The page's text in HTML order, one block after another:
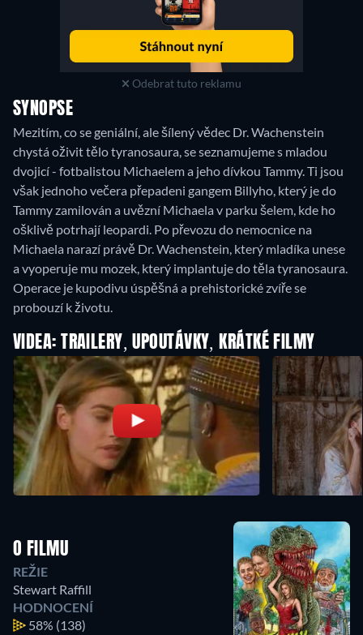
Odebrat tuto reklamu
SYNOPSE
Mezitím, co se geniální, ale šílený vědec Dr. Wachenstein
chystá oživit tělo tyranosaura, se seznamujeme s mladou
dvojicí - fotbalistou Michaelem a jeho dívkou Tammy. Ti jsou
však jednoho večera přepadeni gangem Billyho, který je do
Tammy zamilován a uvězní Michaela v parku šelem, kde ho
ošklivě potrhají leopardi. Po převozu do nemocnice na
Michaela narazí právě Dr. Wachenstein, který mladíka unese
a vyoperuje mu mozek, který implantuje do těla tyranosaura.
Operace je kupodivu úspěšná a prehistorické zvíře se
probouzí k životu.
VIDEA: TRAILERY, UPOUTÁVKY, KRÁTKÉ FILMY
O FILMU
REŽIE
Stewart Raffill
HODNOCENÍ
58% (138)